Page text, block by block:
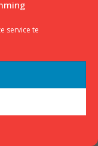
service te